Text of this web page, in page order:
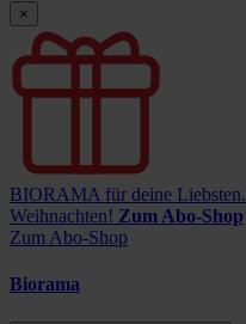
×
BIORAMA für deine Liebsten.
Weihnachten! Zum Abo-Shop
Zum Abo-Shop
Biorama